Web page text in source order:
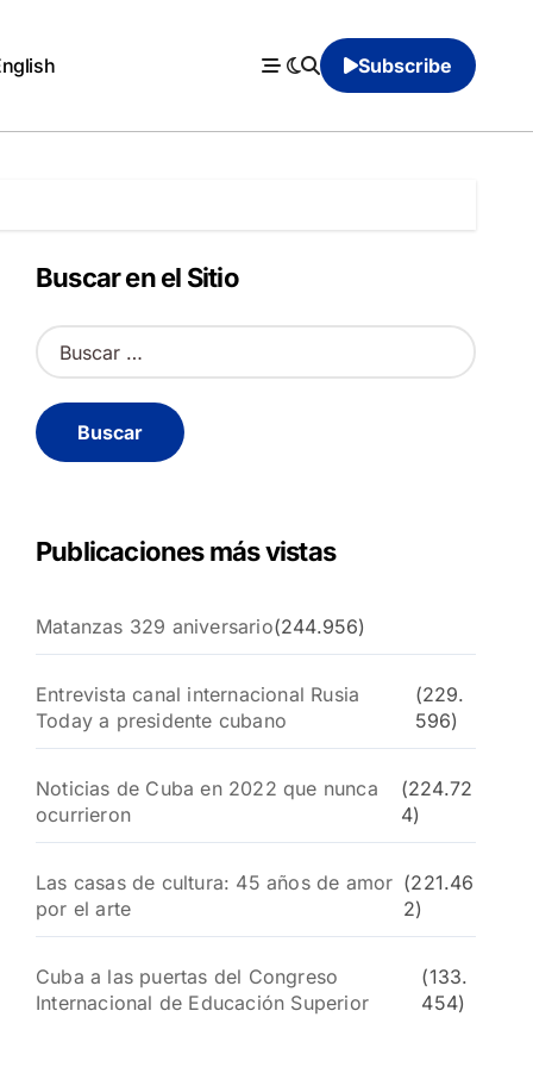
Subscribe
Buscar en el Sitio
B
u
c
a
Publicaciones más vistas
Matanzas 329 aniversario(244.956)
Entrevista canal internacional Rusia
Today a presidente cubano
(229.
596)
Noticias de Cuba en 2022 que nunca
ocurrieron
(224.72
4)
Las casas de cultura: 45 años de amor
por el arte
(221.46
2)
Cuba a las puertas del Congreso
Internacional de Educación Superior
(133.
454)